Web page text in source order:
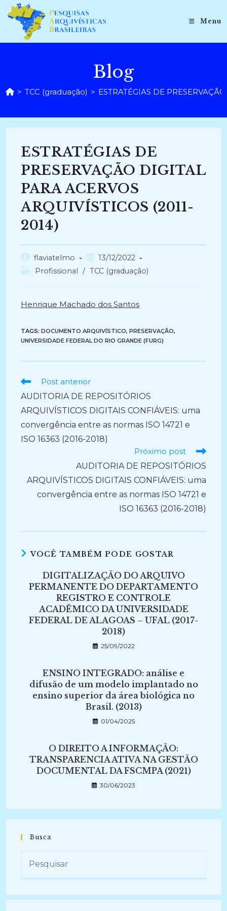
para
conteúdo
Menu
Blog
> TCC (graduação) > ESTRATÉGIAS DE
ESTRATÉGIAS DE
PRESERVAÇÃO DIGITAL
PARA ACERVOS
ARQUIVÍSTICOS (2011-
2014)
Autor
do
flaviatelmo
Post
publicado:
13/12/2022
Categoria
Profissional / TCC (graduação)
Henrique Machado dos Santos
TAGS:DOCUMENTO ARQUIVÍSTICO, PRESERVAÇÃO,
UNIVERSIDADE FEDERAL DO RIO GRANDE (FURG)
Ler
artigos
Post anterior
AUDITORIA DE REPOSITÓRIOS
ARQUIVÍSTICOS DIGITAIS CONFIÁVEIS: uma
convergência entre as normas ISO 14721 e
ISO 16363 (2016-2018)
Próximo post
AUDITORIA DE REPOSITÓRIOS
ARQUIVÍSTICOS DIGITAIS CONFIÁVEIS: uma
convergência entre as normas ISO 14721 e
ISO 16363 (2016-2018)
VOCÊ TAMBÉM PODE GOSTAR
DIGITALIZAÇÃO DO ARQUIVO
PERMANENTE DO DEPARTAMENTO
REGISTRO E CONTROLE
ACADÊMICO DA UNIVERSIDADE
FEDERAL DE ALAGOAS – UFAL (2017-
2018)
25/09/2022
ENSINO INTEGRADO: análise e
difusão de um modelo implantado no
ensino superior da área biológica no
Brasil. (2013)
01/04/2025
O DIREITO A INFORMAÇÃO:
TRANSPARENCIA ATIVA NA GESTÃO
DOCUMENTAL DA FSCMPA (2021)
30/06/2023
Busca